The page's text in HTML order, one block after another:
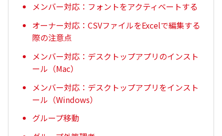
メンバー対応：フォントをアクティベートする
オーナー対応：CSVファイルをExcelで編集する
際の注意点
メンバー対応：デスクトップアプリのインスト
ール（Mac）
メンバー対応：デスクトップアプリをインスト
ール（Windows）
グループ移動